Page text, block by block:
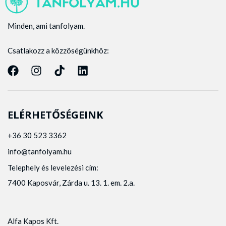
Minden, ami tanfolyam.
Csatlakozz a közzöségünkhöz:
ELÉRHETŐSÉGEINK
+36 30 523 3362
info@tanfolyam.hu
Telephely és levelezési cím:
7400 Kaposvár, Zárda u. 13. 1. em. 2.a.
Alfa Kapos Kft.